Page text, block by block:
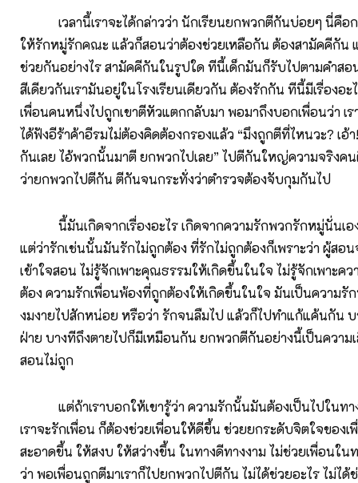
เวลานี้เราจะได้กล่าวว่า นักเรียนยกพวกตีกันบ่อยๆ นี่คือ
ให้รักหมู่รักคณะ แล้วก็สอนว่าต้องช่วยเหลือกัน ต้องสามัคคีกัน
ช่วยกันอย่างไร สามัคคีกันในรูปใด ทีนี้เด็กมันก็รับไปตามคำสอ
สีเดียวกันเรามันอยู่ในโรงเรียนเดียวกัน ต้องรักกัน ทีนี้มีเรื่องอะ
เพื่อนคนหนึ่งไปถูกเขาตีหัวแตกกลับมา พอมาถึงบอกเพื่อนว่า เ
ได้ฟังอีร้าค้าอีรมไม่ต้องคิดต้องกรองแล้ว “มึงถูกตีที่ไหนวะ? เอ้
กันเลย ไอ้พวกนั้นมาตี ยกพวกไปเลย” ไปตีกันใหญ่ความจริงค
ว่ายกพวกไปตีกัน ตีกันจนกระทั่งว่าตำรวจต้องจับกุมกันไป
นี้มันเกิดจากเรื่องอะไร เกิดจากความรักพวกรักหมู่นั่นเอง
แต่ว่ารักเช่นนั้นมันรักไม่ถูกต้อง ที่รักไม่ถูกต้องก็เพราะว่า ผู้สอ
เข้าใจสอน ไม่รู้จักเพาะคุณธรรมให้เกิดขึ้นในใจ ไม่รู้จักเพาะค
ต้อง ความรักเพื่อนพ้องที่ถูกต้องให้เกิดขึ้นในใจ มันเป็นความรัก
งมงายไปสักหน่อย หรือว่า รักจนลืมไป แล้วก็ไปทำแก้แค้นกัน
ฝ่าย บางทีถึงตายไปก็มีเหมือนกัน ยกพวกตีกันอย่างนี้เป็นความเ
สอนไม่ถูก
แต่ถ้าเราบอกให้เขารู้ว่า ความรักนั้นมันต้องเป็นไปในทา
เราจะรักเพื่อน ก็ต้องช่วยเพื่อนให้ดีขึ้น ช่วยยกระดับจิตใจของ
สะอาดขึ้น ให้สงบ ให้สว่างขึ้น ในทางดีทางงาม ไม่ช่วยเพื่อนใน
ว่า พอเพื่อนถูกตีมาเราก็ไปยกพวกไปตีกัน ไม่ได้ช่วยอะไร ไม่ไ